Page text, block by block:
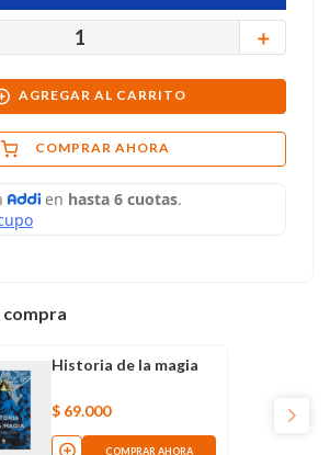
＋
AGREGAR AL CARRITO
COMPRAR AHORA
compra
Historia de la magia
$ 69.000
COMPRAR AHORA